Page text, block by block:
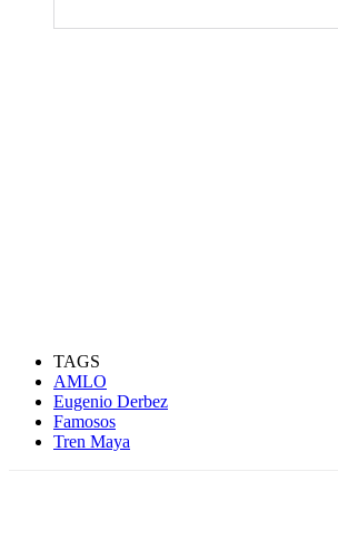
TAGS
AMLO
Eugenio Derbez
Famosos
Tren Maya